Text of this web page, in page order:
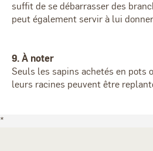
suffit de se débarrasser des
peut également servir à lui
9. À noter
Seuls les sapins achetés en pots
leurs racines peuvent être
*